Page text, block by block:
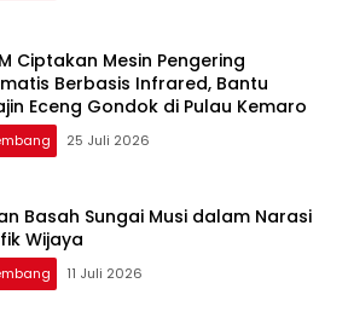
Ciptakan Mesin Pengering
Berbasis Infrared, Bantu
Eceng Gondok di Pulau Kemaro
25 Juli 2026
Basah Sungai Musi dalam Narasi
Wijaya
11 Juli 2026